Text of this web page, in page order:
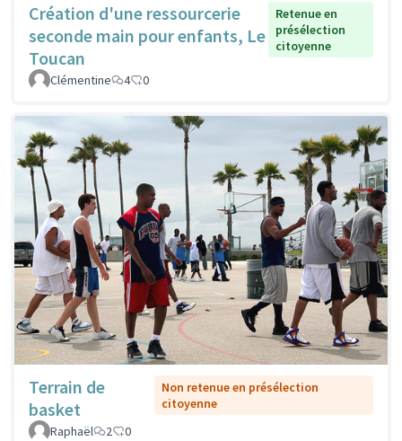
Création d'une ressourcerie
seconde main pour enfants, Le
Toucan
Retenue en
présélection
citoyenne
Clémentine 4 0
Terrain de
basket
Non retenue en présélection
citoyenne
Raphaël
2 0